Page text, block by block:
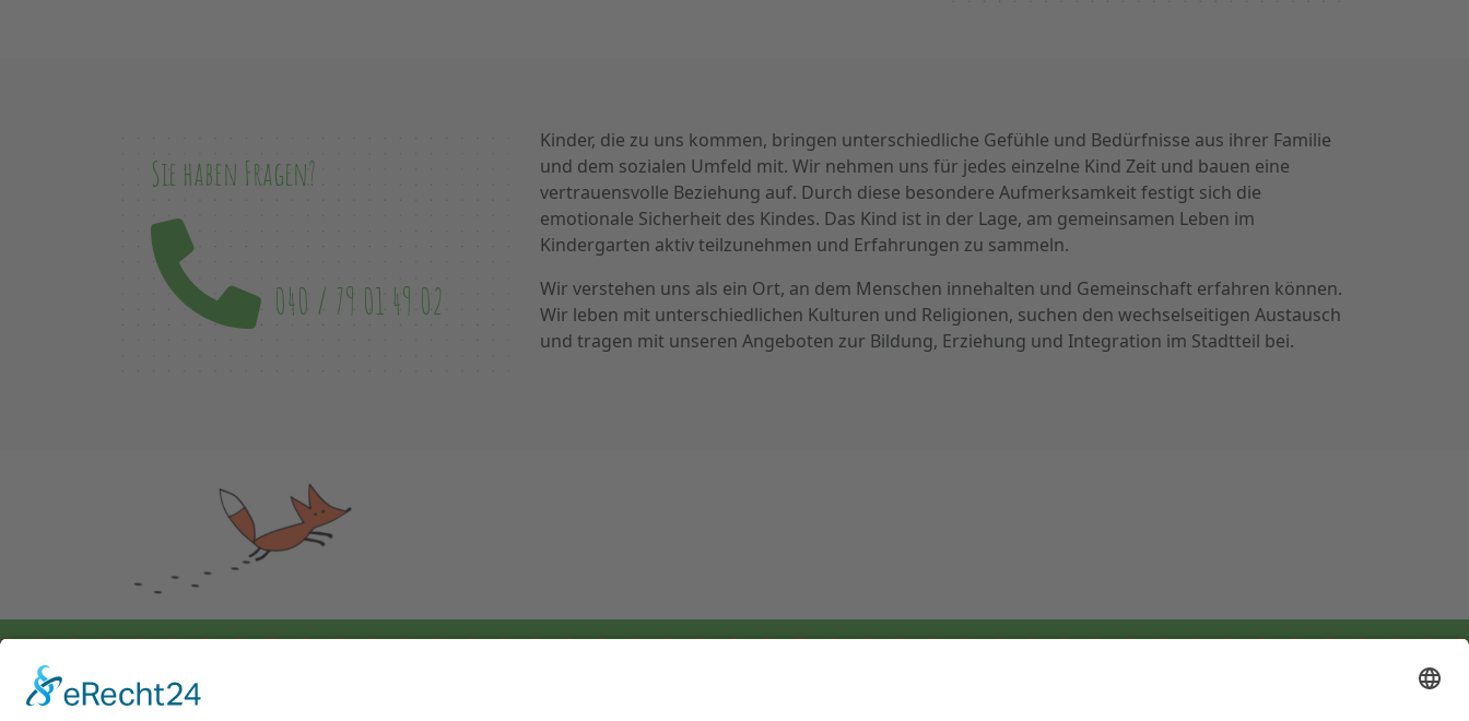
Sie haben Fragen?
040 / 79 01 49 02
Kinder, die zu uns kommen, bringen unterschiedliche Gefühle und Bedürfnisse aus ihrer Familie
und dem sozialen Umfeld mit. Wir nehmen uns für jedes einzelne Kind Zeit und bauen eine
vertrauensvolle Beziehung auf. Durch diese besondere Aufmerksamkeit festigt sich die
emotionale Sicherheit des Kindes. Das Kind ist in der Lage, am gemeinsamen Leben im
Kindergarten aktiv teilzunehmen und Erfahrungen zu sammeln.
Wir verstehen uns als ein Ort, an dem Menschen innehalten und Gemeinschaft erfahren können.
Wir leben mit unterschiedlichen Kulturen und Religionen, suchen den wechselseitigen Austausch
und tragen mit unseren Angeboten zur Bildung, Erziehung und Integration im Stadtteil bei.
Kontakt